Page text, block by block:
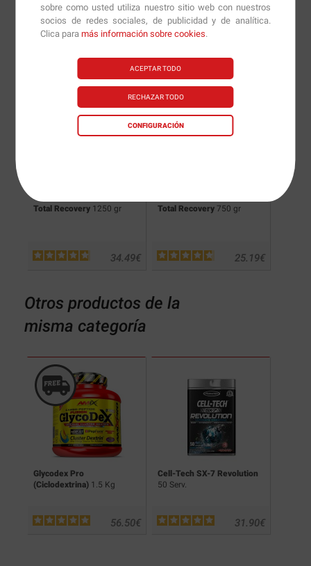
sobre como usted utiliza nuestro sitio web con nuestros
socios de redes sociales, de publicidad y de analítica.
Clica paramás información sobre cookies.
ACEPTAR TODO
RECHAZAR TODO
CONFIGURACIÓN
Nuevas versiones y
recomendaciones de
nuestros nutricionistas.
Total Recovery 1250 gr
€
34.49
Total Recovery 750 gr
€
25.19
Otros productos de la
misma categoría
Glycodex Pro
(Ciclodextrina) 1.5 Kg
€
56.50
Cell-Tech SX-7 Revolution
50 Serv.
€
31.90